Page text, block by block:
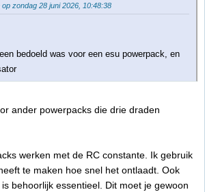
zondag 28 juni 2026, 10:48:38
bedoeld was voor een esu powerpack, en
ander powerpacks die drie draden
werken met de RC constante. Ik gebruik
te maken hoe snel het ontlaadt. Ook
behoorlijk essentieel. Dit moet je gewoon